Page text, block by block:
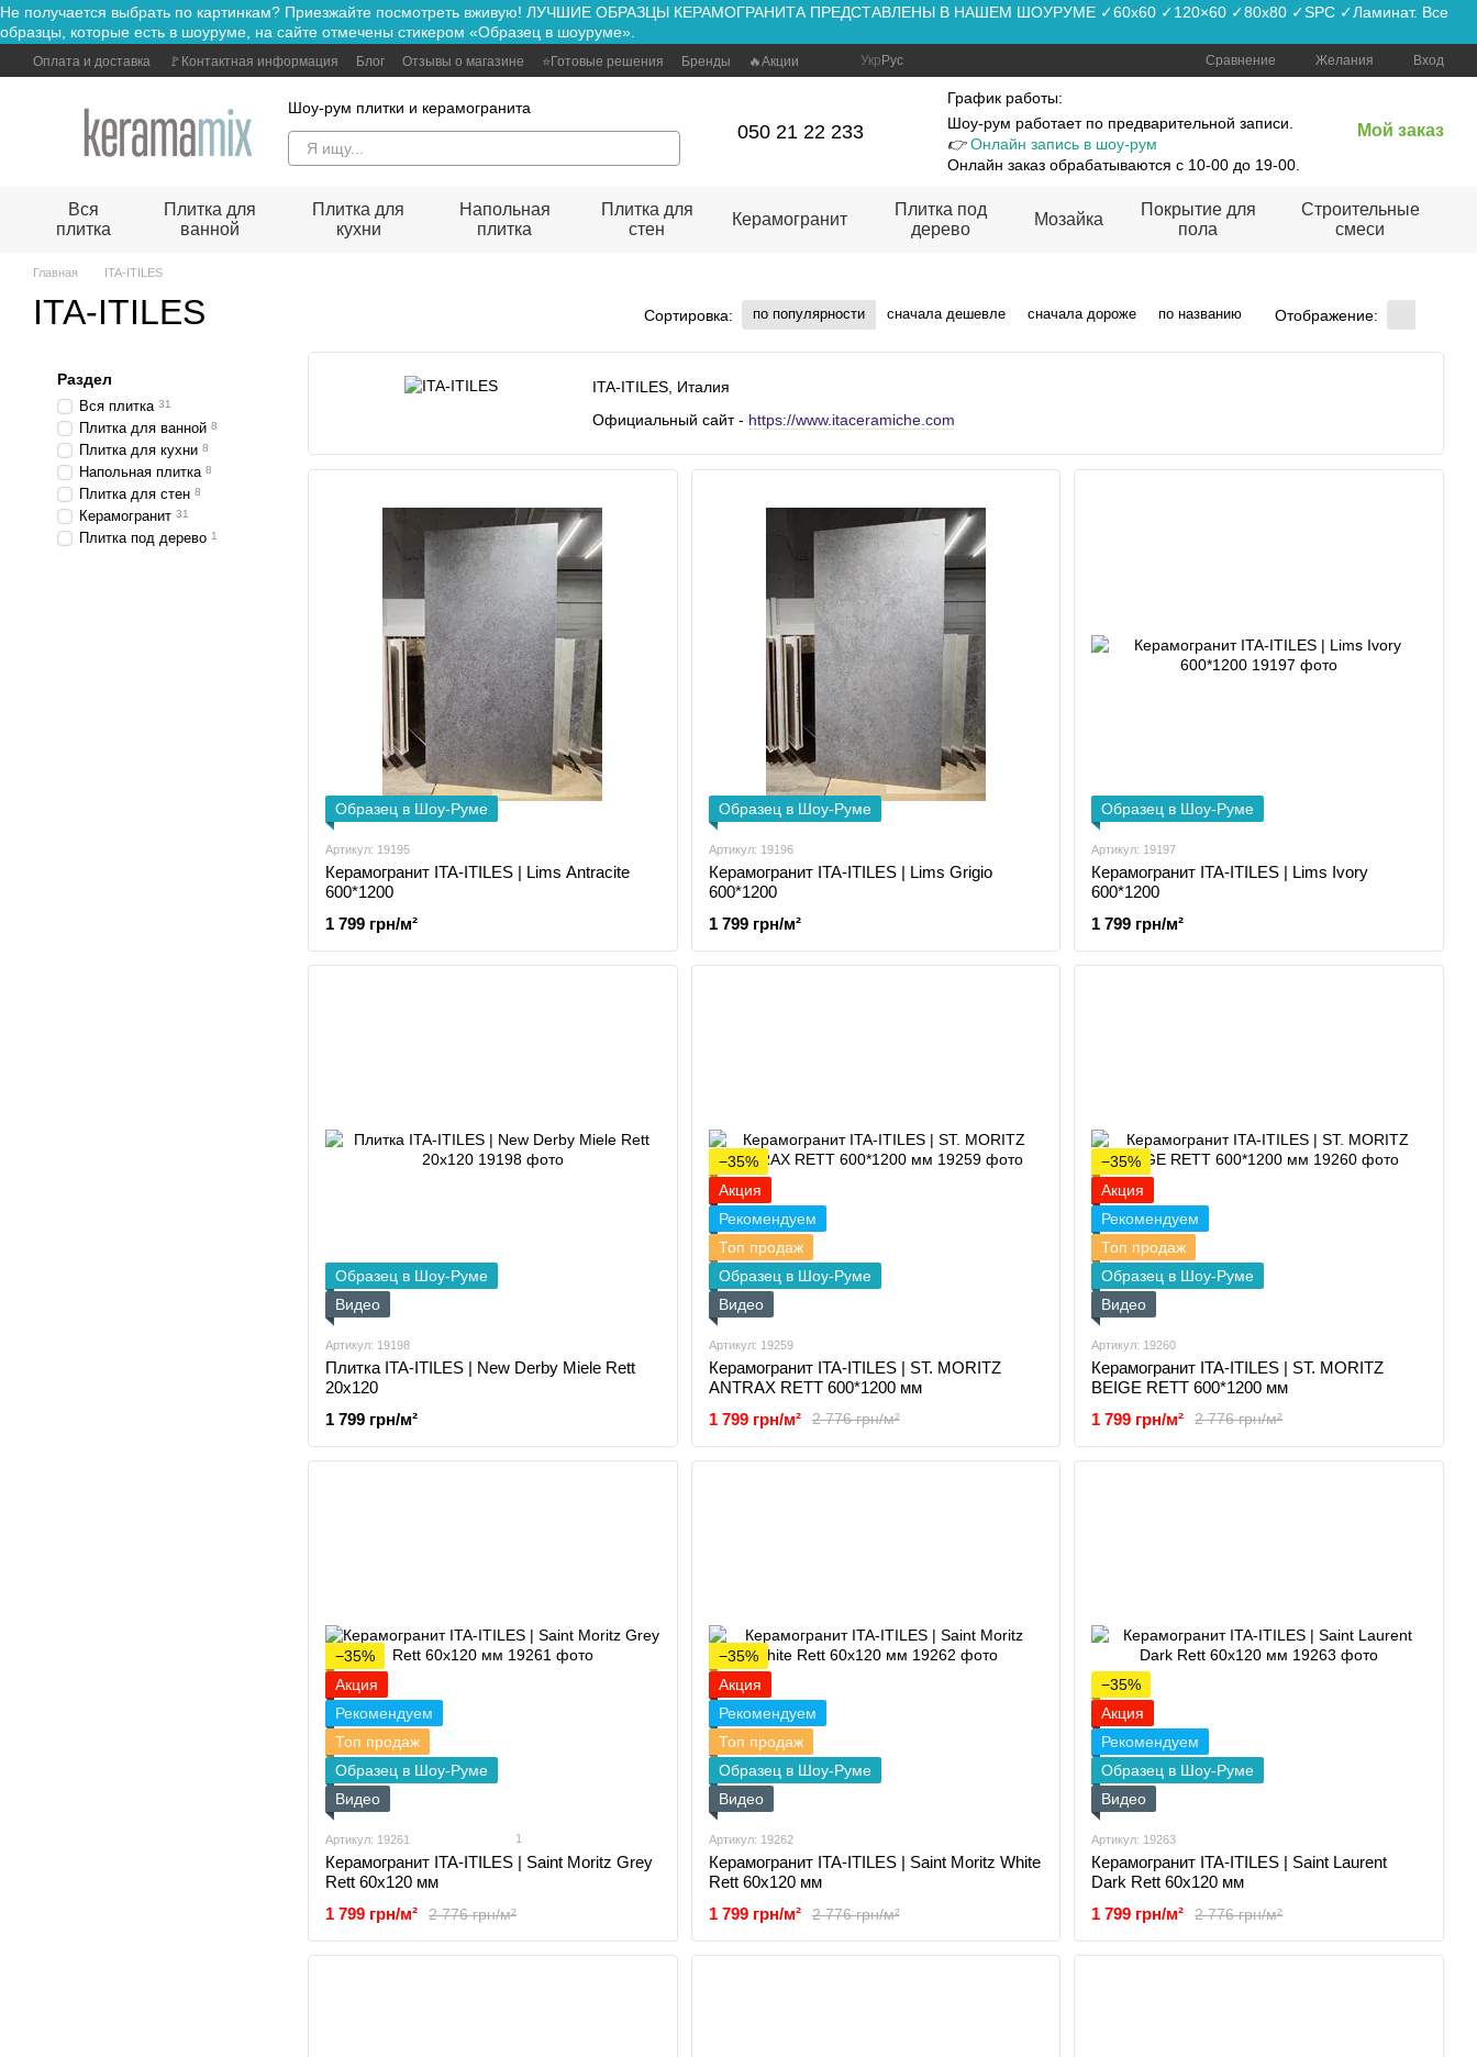
Перейти к основному контенту
Не получается выбрать по картинкам? Приезжайте посмотреть вживую! ЛУЧШИЕ ОБРАЗЦЫ КЕРАМОГРАНИТА ПРЕДСТАВЛЕНЫ В НАШЕМ ШОУРУМЕ ✓60x60 ✓120×60 ✓80x80 ✓SPC ✓Ламинат. Все
образцы, которые есть в шоуруме, на сайте отмечены стикером «Образец в шоуруме».
Оплата и доставка 🚩Контактная информация Блог Отзывы о магазине ⭐Готовые решения Бренды 🔥Акции Укр Рус Сравнение Желания Вход
Шоу-рум плитки и керамогранита
050 21 22 233
График работы:
Шоу-рум работает по предварительной записи.
👉Онлайн запись в шоу-рум
Онлайн заказ обрабатываются с 10-00 до 19-00.
Мой заказ
Вся
плитка
Плитка для
ванной
Плитка для
кухни
Напольная
плитка
Плитка для
стен
Керамогранит
Плитка под
дерево
Мозайка
Покрытие для
пола
Строительные
смеси
Главная ITA-ITILES
ITA-ITILES Сортировка: по популярности сначала дешевле сначала дороже по названию Отображение:
ITA-ITILES, Италия
Официальный сайт - https://www.itaceramiche.com
Образец в Шоу-Руме
Артикул: 19195
Керамогранит ITA-ITILES | Lims Antracite
600*1200
1 799 грн/м²
Образец в Шоу-Руме
Артикул: 19196
Керамогранит ITA-ITILES | Lims Grigio
600*1200
1 799 грн/м²
Образец в Шоу-Руме
Артикул: 19197
Керамогранит ITA-ITILES | Lims Ivory
600*1200
1 799 грн/м²
Образец в Шоу-Руме
Видео
Артикул: 19198
Плитка ITA-ITILES | New Derby Miele Rett
20x120
1 799 грн/м²
−35%
Акция
Рекомендуем
Топ продаж
Образец в Шоу-Руме
Видео
Артикул: 19259
Керамогранит ITA-ITILES | ST. MORITZ
ANTRAX RETT 600*1200 мм
2 776 грн/м²
1 799 грн/м²
−35%
Акция
Рекомендуем
Топ продаж
Образец в Шоу-Руме
Видео
Артикул: 19260
Керамогранит ITA-ITILES | ST. MORITZ
BEIGE RETT 600*1200 мм
2 776 грн/м²
1 799 грн/м²
−35%
Акция
Рекомендуем
Топ продаж
Образец в Шоу-Руме
Видео
Артикул: 19261 1
Керамогранит ITA-ITILES | Saint Moritz Grey
Rett 60x120 мм
2 776 грн/м²
1 799 грн/м²
−35%
Акция
Рекомендуем
Топ продаж
Образец в Шоу-Руме
Видео
Артикул: 19262
Керамогранит ITA-ITILES | Saint Moritz White
Rett 60x120 мм
2 776 грн/м²
1 799 грн/м²
−35%
Акция
Рекомендуем
Образец в Шоу-Руме
Видео
Артикул: 19263
Керамогранит ITA-ITILES | Saint Laurent
Dark Rett 60x120 мм
2 776 грн/м²
1 799 грн/м²
Раздел
Вся плитка 31
Плитка для ванной 8
Плитка для кухни 8
Напольная плитка 8
Плитка для стен 8
Керамогранит 31
Плитка под дерево 1